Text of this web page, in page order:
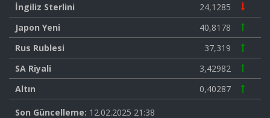
İngiliz Sterlini
24,1285
Japon Yeni
40,8178
Rus Rublesi
37,319
SA Riyali
3,42982
Altın
0,40287
Son Güncelleme: 12.02.2025 21:38